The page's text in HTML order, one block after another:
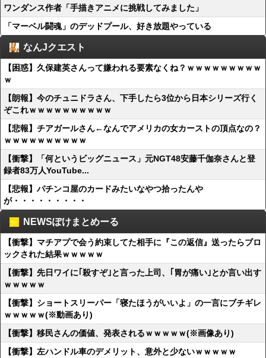
ワンダンス作者「手描きアニメに挑戦してみました」
「マーベル闘魂」のデッドプール、好き放題やっている
なんJクエスト
【困惑】久保建英さんって嫌われる要素なくね？ｗｗｗｗｗｗｗｗｗ
ｗ
【朗報】今のチュニドラさん、下手したら3位から日本シリーズ行く
ぞこれｗｗｗｗｗｗｗｗｗｗ
【悲報】チアガールさん←なんでアメリカの女カーストの頂点なの？
ｗｗｗｗｗｗｗｗｗｗ
【衝撃】「何というビッグニュース」元NGT48安藤千伽奈さんと登
録者83万人YouTube...
【悲報】パチンコ屋のカードみたいなやつ拾ったんや
が・・・・・・・・・
NEWSぽけまとめーる
【衝撃】マチアプで会う約束してた相手に『この返信』送ったらブロ
ックされた結果ｗｗｗｗｗ
【衝撃】先日ワイに｢殺すぞ｣と言った上司、｢胃が痛い｣とか言い出す
ｗｗｗｗｗ
【衝撃】ショートスリーパー「寝たほうがいいよ」の一言にブチギレ
ｗｗｗｗｗ(※動画あり)
【衝撃】移民さんの価値、発表されるｗｗｗｗｗ(※画像あり)
【衝撃】左ハンドル車のデメリット、意外と少ないｗｗｗｗｗ